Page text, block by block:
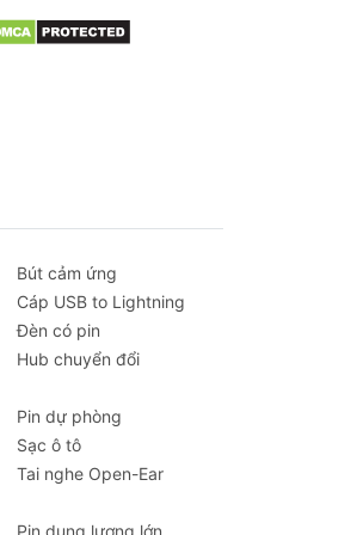
Bút cảm ứng
Cáp USB to Lightning
Đèn có pin
Hub chuyển đổi
Pin dự phòng
Sạc ô tô
Tai nghe Open-Ear
Pin dung lượng lớn